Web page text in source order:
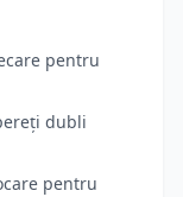
pentru
dubli
pentru